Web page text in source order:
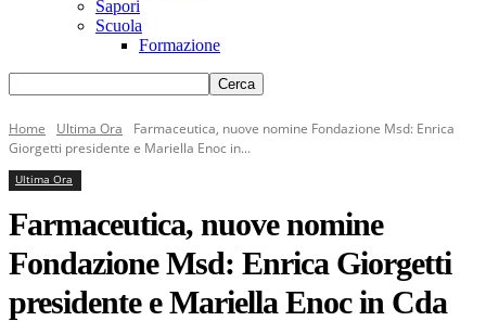
Sapori
Scuola
Formazione
Home Ultima Ora
Farmaceutica, nuove nomine Fondazione Msd: Enrica
Giorgetti presidente e Mariella Enoc in...
Ultima Ora
Farmaceutica, nuove nomine
Fondazione Msd: Enrica Giorgetti
presidente e Mariella Enoc in Cda